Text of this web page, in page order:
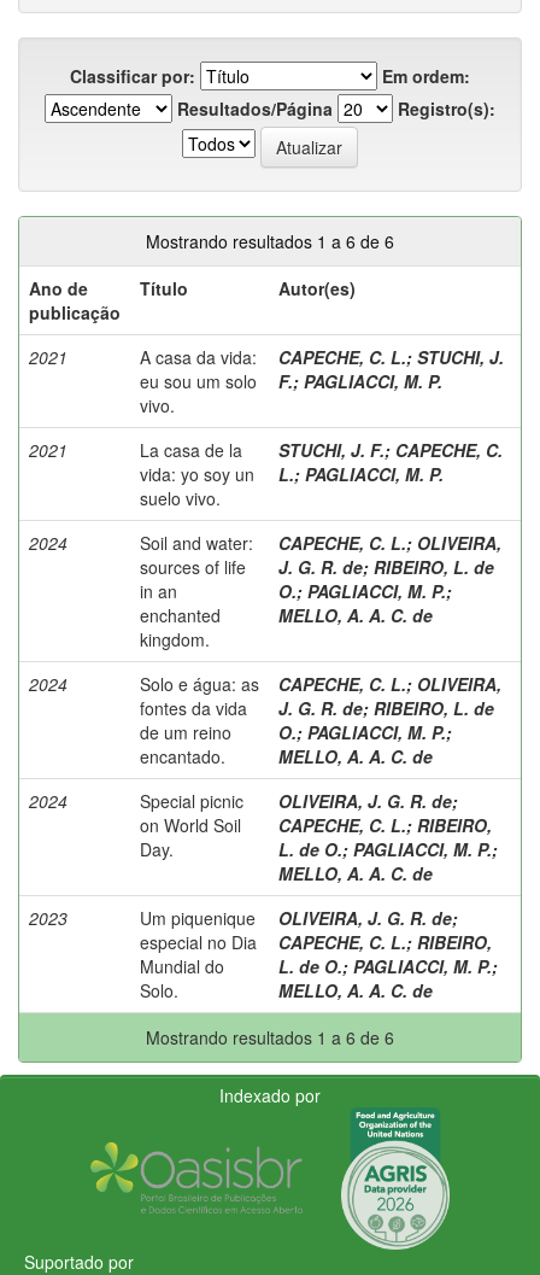
Classificar por:
Em ordem:
Resultados/Página
Registro(s):
Mostrando resultados 1 a 6 de 6
Ano de
publicação
Título Autor(es)
2021
A casa da vida:
eu sou um solo
vivo.
CAPECHE, C. L.; STUCHI, J.
F.; PAGLIACCI, M. P.
2021
La casa de la
vida: yo soy un
suelo vivo.
STUCHI, J. F.; CAPECHE, C.
L.; PAGLIACCI, M. P.
2024
Soil and water:
sources of life
in an
enchanted
kingdom.
CAPECHE, C. L.; OLIVEIRA,
J. G. R. de; RIBEIRO, L. de
O.; PAGLIACCI, M. P.;
MELLO, A. A. C. de
2024
Solo e água: as
fontes da vida
de um reino
encantado.
CAPECHE, C. L.; OLIVEIRA,
J. G. R. de; RIBEIRO, L. de
O.; PAGLIACCI, M. P.;
MELLO, A. A. C. de
2024
Special picnic
on World Soil
Day.
OLIVEIRA, J. G. R. de;
CAPECHE, C. L.; RIBEIRO,
L. de O.; PAGLIACCI, M. P.;
MELLO, A. A. C. de
2023
Um piquenique
especial no Dia
Mundial do
Solo.
OLIVEIRA, J. G. R. de;
CAPECHE, C. L.; RIBEIRO,
L. de O.; PAGLIACCI, M. P.;
MELLO, A. A. C. de
Mostrando resultados 1 a 6 de 6
Indexado por
Suportado por